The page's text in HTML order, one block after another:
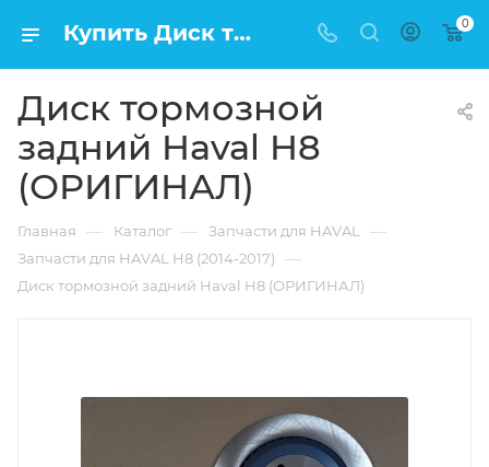
Купить Диск тормозной задний Haval H8 (ОРИГИНАЛ) в Москве по низкой цене 0
Диск тормозной
задний Haval H8
(ОРИГИНАЛ)
Главная — Каталог — Запчасти для HAVAL —
Запчасти для HAVAL H8 (2014-2017) —
Диск тормозной задний Haval H8 (ОРИГИНАЛ)